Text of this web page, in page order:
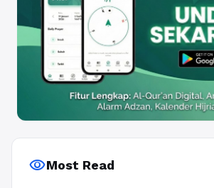
visibilityMost Read